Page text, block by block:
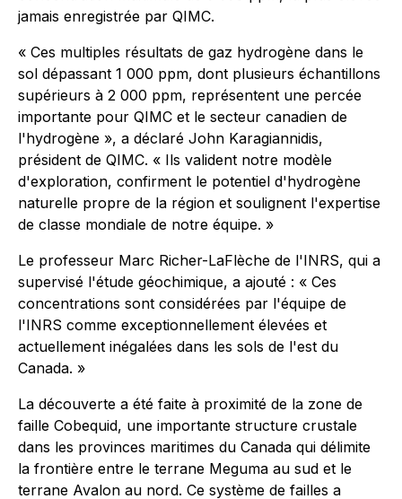
jamais enregistrée par QIMC.
« Ces multiples résultats de gaz hydrogène dans le
sol dépassant 1 000 ppm, dont plusieurs échantillons
supérieurs à 2 000 ppm, représentent une percée
importante pour QIMC et le secteur canadien de
l'hydrogène », a déclaré John Karagiannidis,
président de QIMC. « Ils valident notre modèle
d'exploration, confirment le potentiel d'hydrogène
naturelle propre de la région et soulignent l'expertise
de classe mondiale de notre équipe. »
Le professeur Marc Richer-LaFlèche de l'INRS, qui a
supervisé l'étude géochimique, a ajouté : « Ces
concentrations sont considérées par l'équipe de
l'INRS comme exceptionnellement élevées et
actuellement inégalées dans les sols de l'est du
Canada. »
La découverte a été faite à proximité de la zone de
faille Cobequid, une importante structure crustale
dans les provinces maritimes du Canada qui délimite
la frontière entre le terrane Meguma au sud et le
terrane Avalon au nord. Ce système de failles a